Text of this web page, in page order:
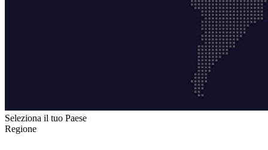
Seleziona il tuo Paese
Regione